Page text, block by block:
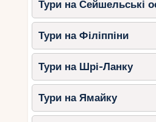
Тури на Сейшельські
Тури на Філіппіни
Тури на Шрі-Ланку
Тури на Ямайку